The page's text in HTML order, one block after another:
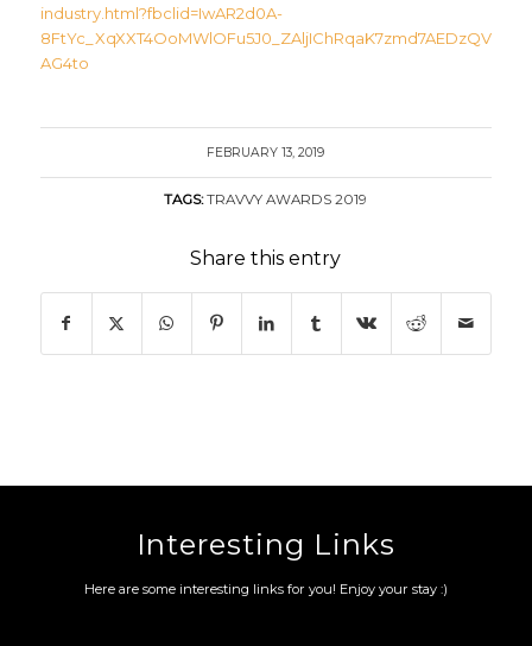
industry.html?fbclid=IwAR2d0A-
8FtYc_XqXXT4OoMWlOFu5J0_ZAljIChRqaK7zmd7AEDzQV-
AG4to
FEBRUARY 13, 2019
TAGS: TRAVVY AWARDS 2019
Share this entry
Interesting Links
Here are some interesting links for you! Enjoy your stay :)